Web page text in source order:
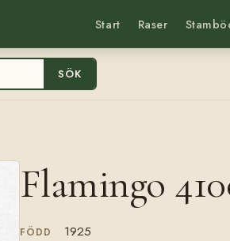
Start Raser
SÖK
Flamingo
FÖDD 1925